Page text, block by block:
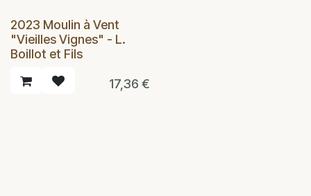
2023 Moulin à Vent
"Vieilles Vignes" - L.
Boillot et Fils
17,36 €